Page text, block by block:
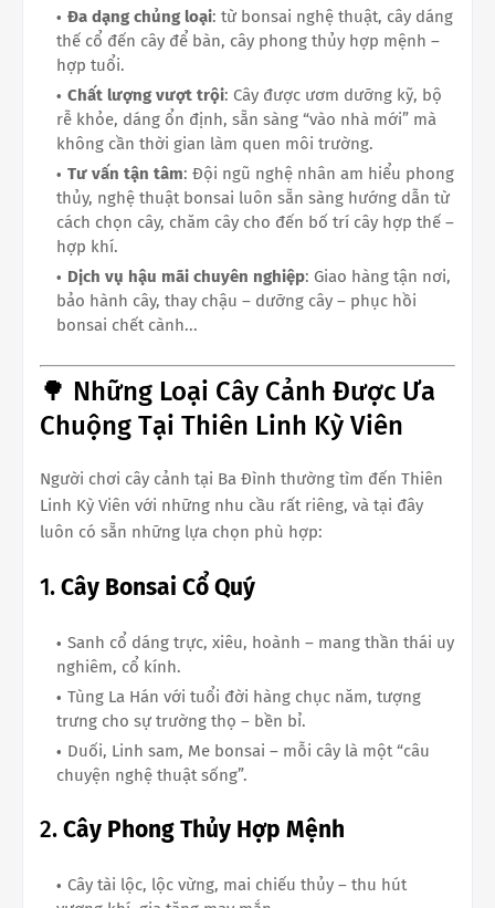
Đa dạng chủng loại: từ bonsai nghệ thuật, cây dáng
thế cổ đến cây để bàn, cây phong thủy hợp mệnh –
hợp tuổi.
Chất lượng vượt trội: Cây được ươm dưỡng kỹ, bộ
rễ khỏe, dáng ổn định, sẵn sàng “vào nhà mới” mà
không cần thời gian làm quen môi trường.
Tư vấn tận tâm: Đội ngũ nghệ nhân am hiểu phong
thủy, nghệ thuật bonsai luôn sẵn sàng hướng dẫn từ
cách chọn cây, chăm cây cho đến bố trí cây hợp thế –
hợp khí.
Dịch vụ hậu mãi chuyên nghiệp: Giao hàng tận nơi,
bảo hành cây, thay chậu – dưỡng cây – phục hồi
bonsai chết cành...
🌳 Những Loại Cây Cảnh Được Ưa
Chuộng Tại Thiên Linh Kỳ Viên
Người chơi cây cảnh tại Ba Đình thường tìm đến Thiên
Linh Kỳ Viên với những nhu cầu rất riêng, và tại đây
luôn có sẵn những lựa chọn phù hợp:
1.Cây Bonsai Cổ Quý
Sanh cổ dáng trực, xiêu, hoành – mang thần thái uy
nghiêm, cổ kính.
Tùng La Hán với tuổi đời hàng chục năm, tượng
trưng cho sự trường thọ – bền bỉ.
Duối, Linh sam, Me bonsai – mỗi cây là một “câu
chuyện nghệ thuật sống”.
2.Cây Phong Thủy Hợp Mệnh
Cây tài lộc, lộc vừng, mai chiếu thủy – thu hút